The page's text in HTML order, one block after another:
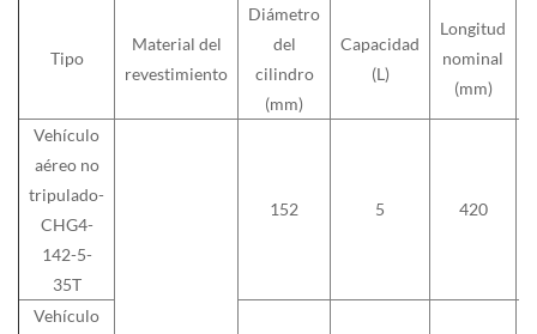
Tipo
Material del
revestimiento
Diámetro
del
cilindro
(mm)
Capacidad
(L)
Longitud
nominal
(mm)
Vehículo
aéreo no
tripulado-
CHG4-
142-5-
35T
152 5 420
Vehículo